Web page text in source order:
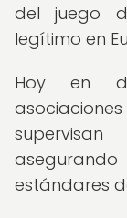
del juego
legítimo en
Hoy en
estándares